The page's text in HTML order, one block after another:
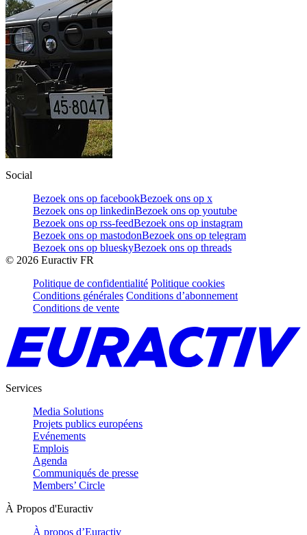
Social
Bezoek ons op facebookBezoek ons op x
Bezoek ons op linkedinBezoek ons op youtube
Bezoek ons op rss-feedBezoek ons op instagram
Bezoek ons op mastodonBezoek ons op telegram
Bezoek ons op blueskyBezoek ons op threads
© 2026 Euractiv FR
Politique de confidentialité Politique cookies
Conditions générales Conditions d’abonnement
Conditions de vente
Services
Media Solutions
Projets publics européens
Evénements
Emplois
Agenda
Communiqués de presse
Members’ Circle
À Propos d'Euractiv
À propos d’Euractiv